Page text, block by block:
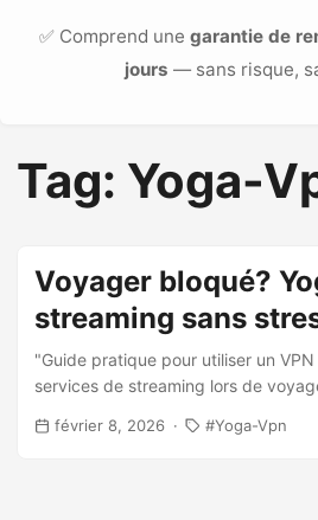
✅ Comprend une garantie de
jours — sans risque,
Tag: Yoga-
Voyager bloqué?
streaming sans
"Guide pratique pour utiliser un
services de streaming lors de
février 8, 2026 Yoga-Vpn